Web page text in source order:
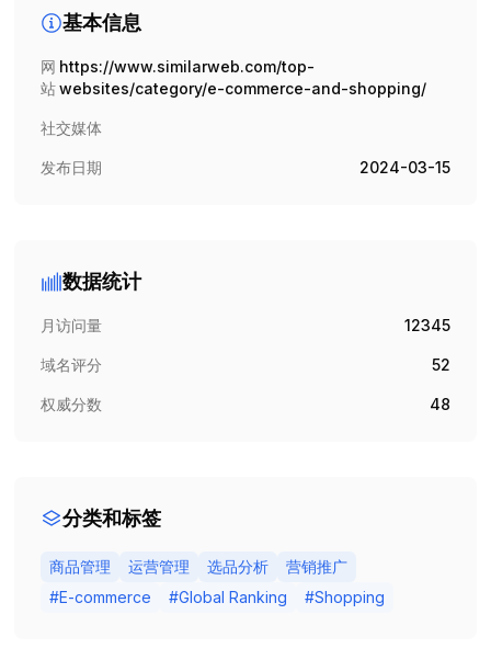
基本信息
网
站
https://www.similarweb.com/top-
websites/category/e-commerce-and-shopping/
社交媒体
发布日期 2024-03-15
数据统计
月访问量 12345
域名评分 52
权威分数 48
分类和标签
商品管理 运营管理 选品分析
营销推广
#E-commerce #Global Ranking #Shopping